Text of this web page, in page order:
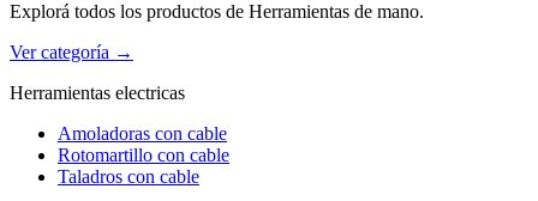
Explorá todos los productos de Herramientas de mano.
Ver categoría →
Herramientas electricas
Amoladoras con cable
Rotomartillo con cable
Taladros con cable